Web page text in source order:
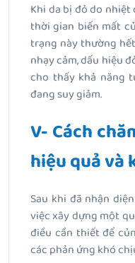
Khi da bị đỏ do nhiệt
thời gian biến mất
trạng này thường
nhạy cảm, dấu hiệu
cho thấy khả năng
đang suy giảm.
V- Cách
hiệu quả và
Sau khi đã nhận
việc xây dựng một
điều cần thiết để
các phản ứng khó